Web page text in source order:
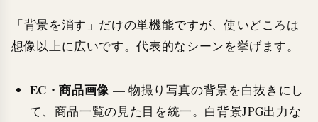
「背景を消す」だけの単機能ですが、使いどころは
想像以上に広いです。代表的なシーンを挙げます。
EC・商品画像— 物撮り写真の背景を白抜きにし
て、商品一覧の見た目を統一。白背景JPG出力な